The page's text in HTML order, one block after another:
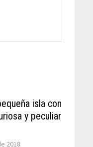
isla con
y peculiar
2018